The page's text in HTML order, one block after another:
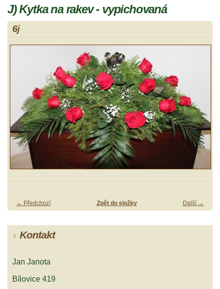
J) Kytka na rakev - vypichovaná
6j
← Předchozí Další →
Zpět do složky
Kontakt
Jan Janota
Bílovice 419